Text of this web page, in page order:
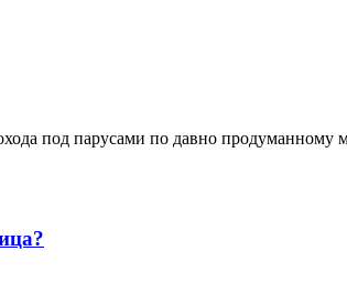
под парусами по давно